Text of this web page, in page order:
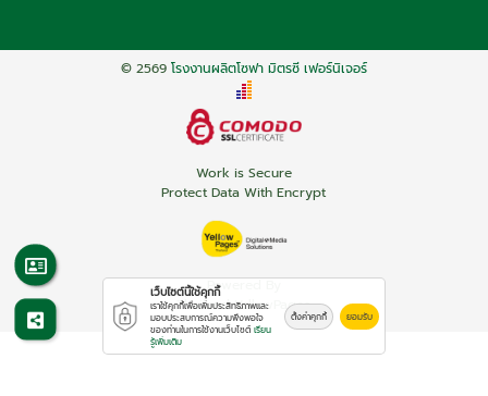
© 2569 โรงงานผลิตโซฟา มิตรซี เฟอร์นิเจอร์
Work is Secure
Protect Data With Encrypt
Powered By
Thailand YellowPages
เว็บไซต์นี้ใช้คุกกี้
เราใช้คุกกี้เพื่อเพิ่มประสิทธิภาพและ
มอบประสบการณ์ความพึงพอใจ
ของท่านในการใช้งานเว็บไซต์ เรียน
รู้เพิ่มเติม
ตั้งค่าคุกกี้ ยอมรับ